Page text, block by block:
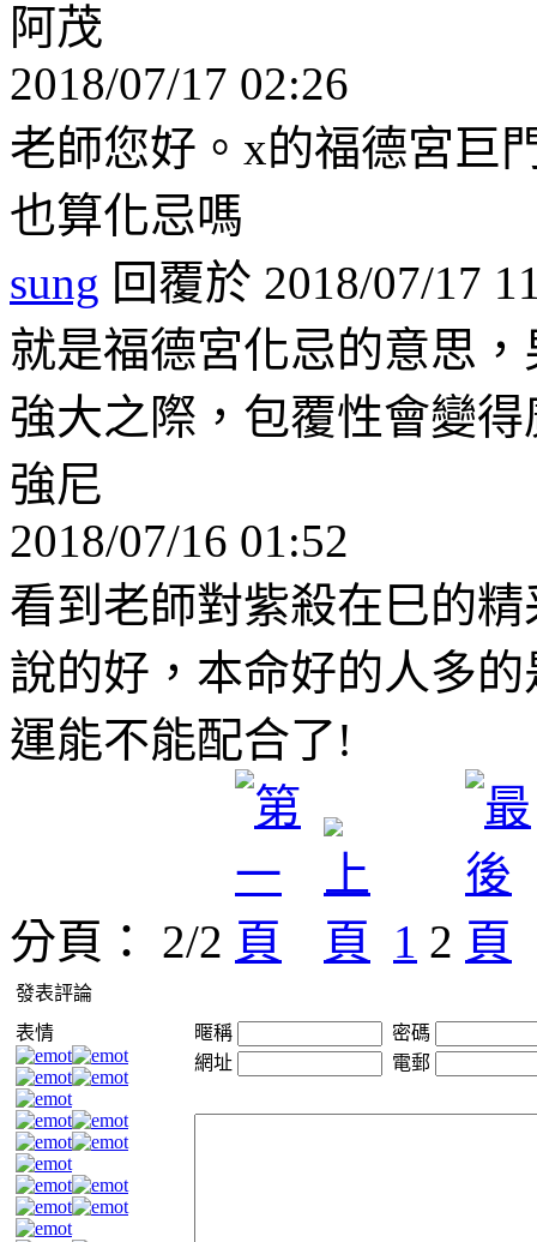
阿茂
2018/07/17 02:26
老師您好。x的福德宮巨
也算化忌嗎
sung 回覆於 2018/07/17
就是福德宮化忌的意思
強大之際，包覆性會變
強尼
2018/07/16 01:52
看到老師對紫殺在巳的
說的好，本命好的人多
運能不能配合了!
分頁： 2/2 1 2
發表評論
表情
暱稱
密碼
網址
電郵